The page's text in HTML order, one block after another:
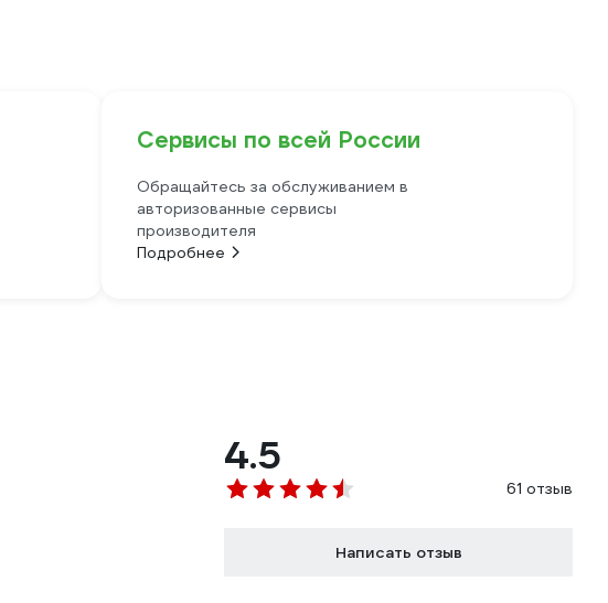
Сервисы по всей России
Обращайтесь за обслуживанием в
авторизованные сервисы
производителя
Подробнее
4.5
61 отзыв
Написать отзыв